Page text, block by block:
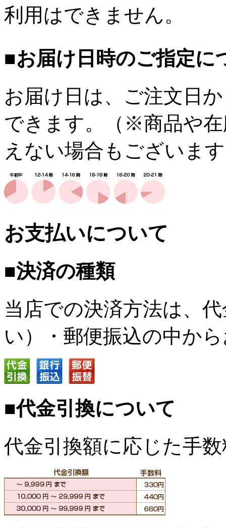
利用はできません。
■お届け日時のご指定に
お届け日は、ご注文日
できます。（※商品や
えない場合もございま
お支払いについて
■決済の種類
当店での決済方法は、
い）・郵便振込の中か
■代金引換について
代金引換額に応じた手